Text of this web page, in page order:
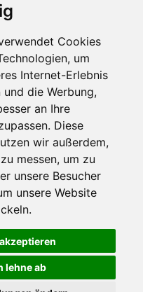
Cookies
um
Internet-Erlebnis
die Werbung,
an Ihre
Diese
wir außerdem,
messen, um zu
unsere Besucher
unsere Website
lehne ab
auf Ihrem Computer zu speichern.
andere helfen uns dabei, das
Facebook
Twitter
YouTube
Google+